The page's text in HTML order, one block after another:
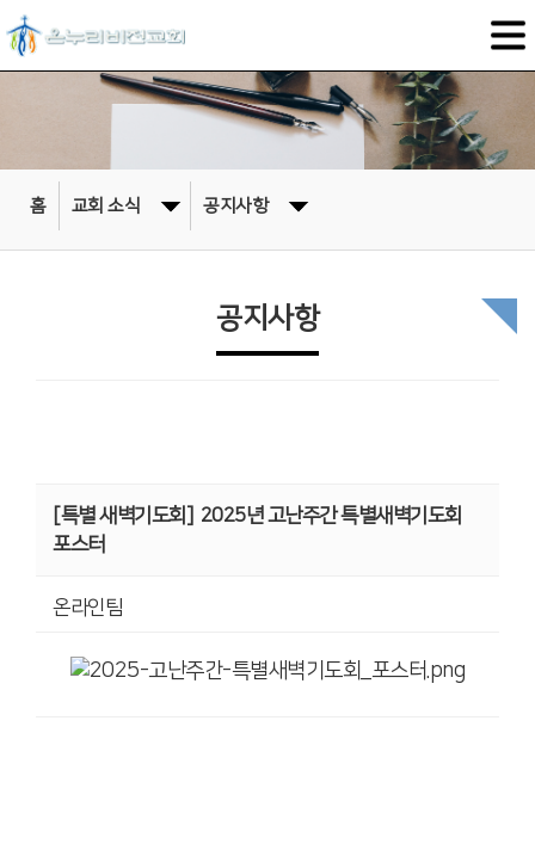
홈 교회 소식 공지사항
공지사항
[특별 새벽기도회]
2025년 고난주간 특별새벽기도회
포스터
온라인팀